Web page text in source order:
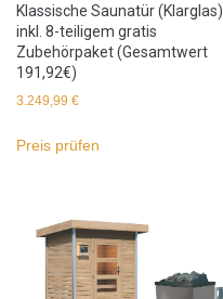
Klassische Saunatür (Klarglas)
inkl. 8-teiligem gratis
Zubehörpaket (Gesamtwert
191,92€)
3.249,99 €
Preis prüfen